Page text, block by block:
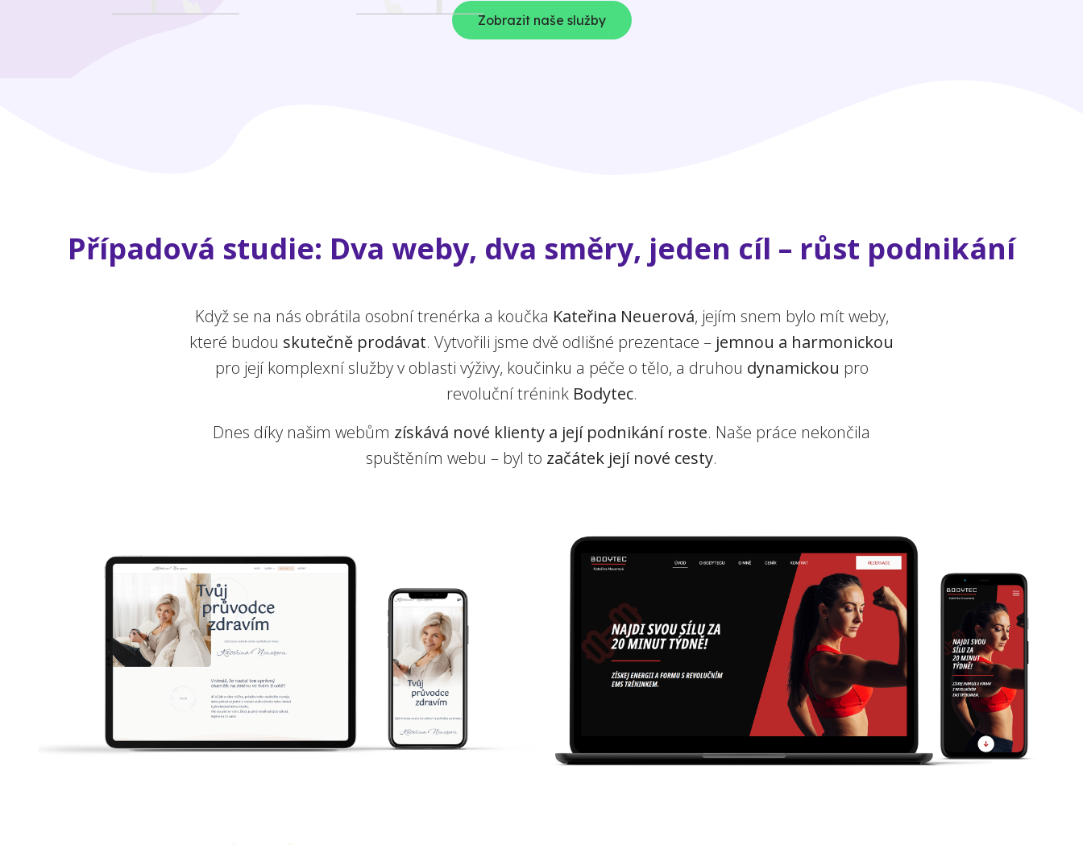
Zobrazit naše služby
Případová studie: Dva weby, dva směry, jeden cíl – růst podnikání
Když se na nás obrátila osobní trenérka a koučka Kateřina Neuerová, jejím snem bylo mít weby,
které budou skutečně prodávat. Vytvořili jsme dvě odlišné prezentace – jemnou a harmonickou
pro její komplexní služby v oblasti výživy, koučinku a péče o tělo, a druhou dynamickou pro
revoluční trénink Bodytec.
Dnes díky našim webům získává nové klienty a její podnikání roste. Naše práce nekončila
spuštěním webu – byl to začátek její nové cesty.